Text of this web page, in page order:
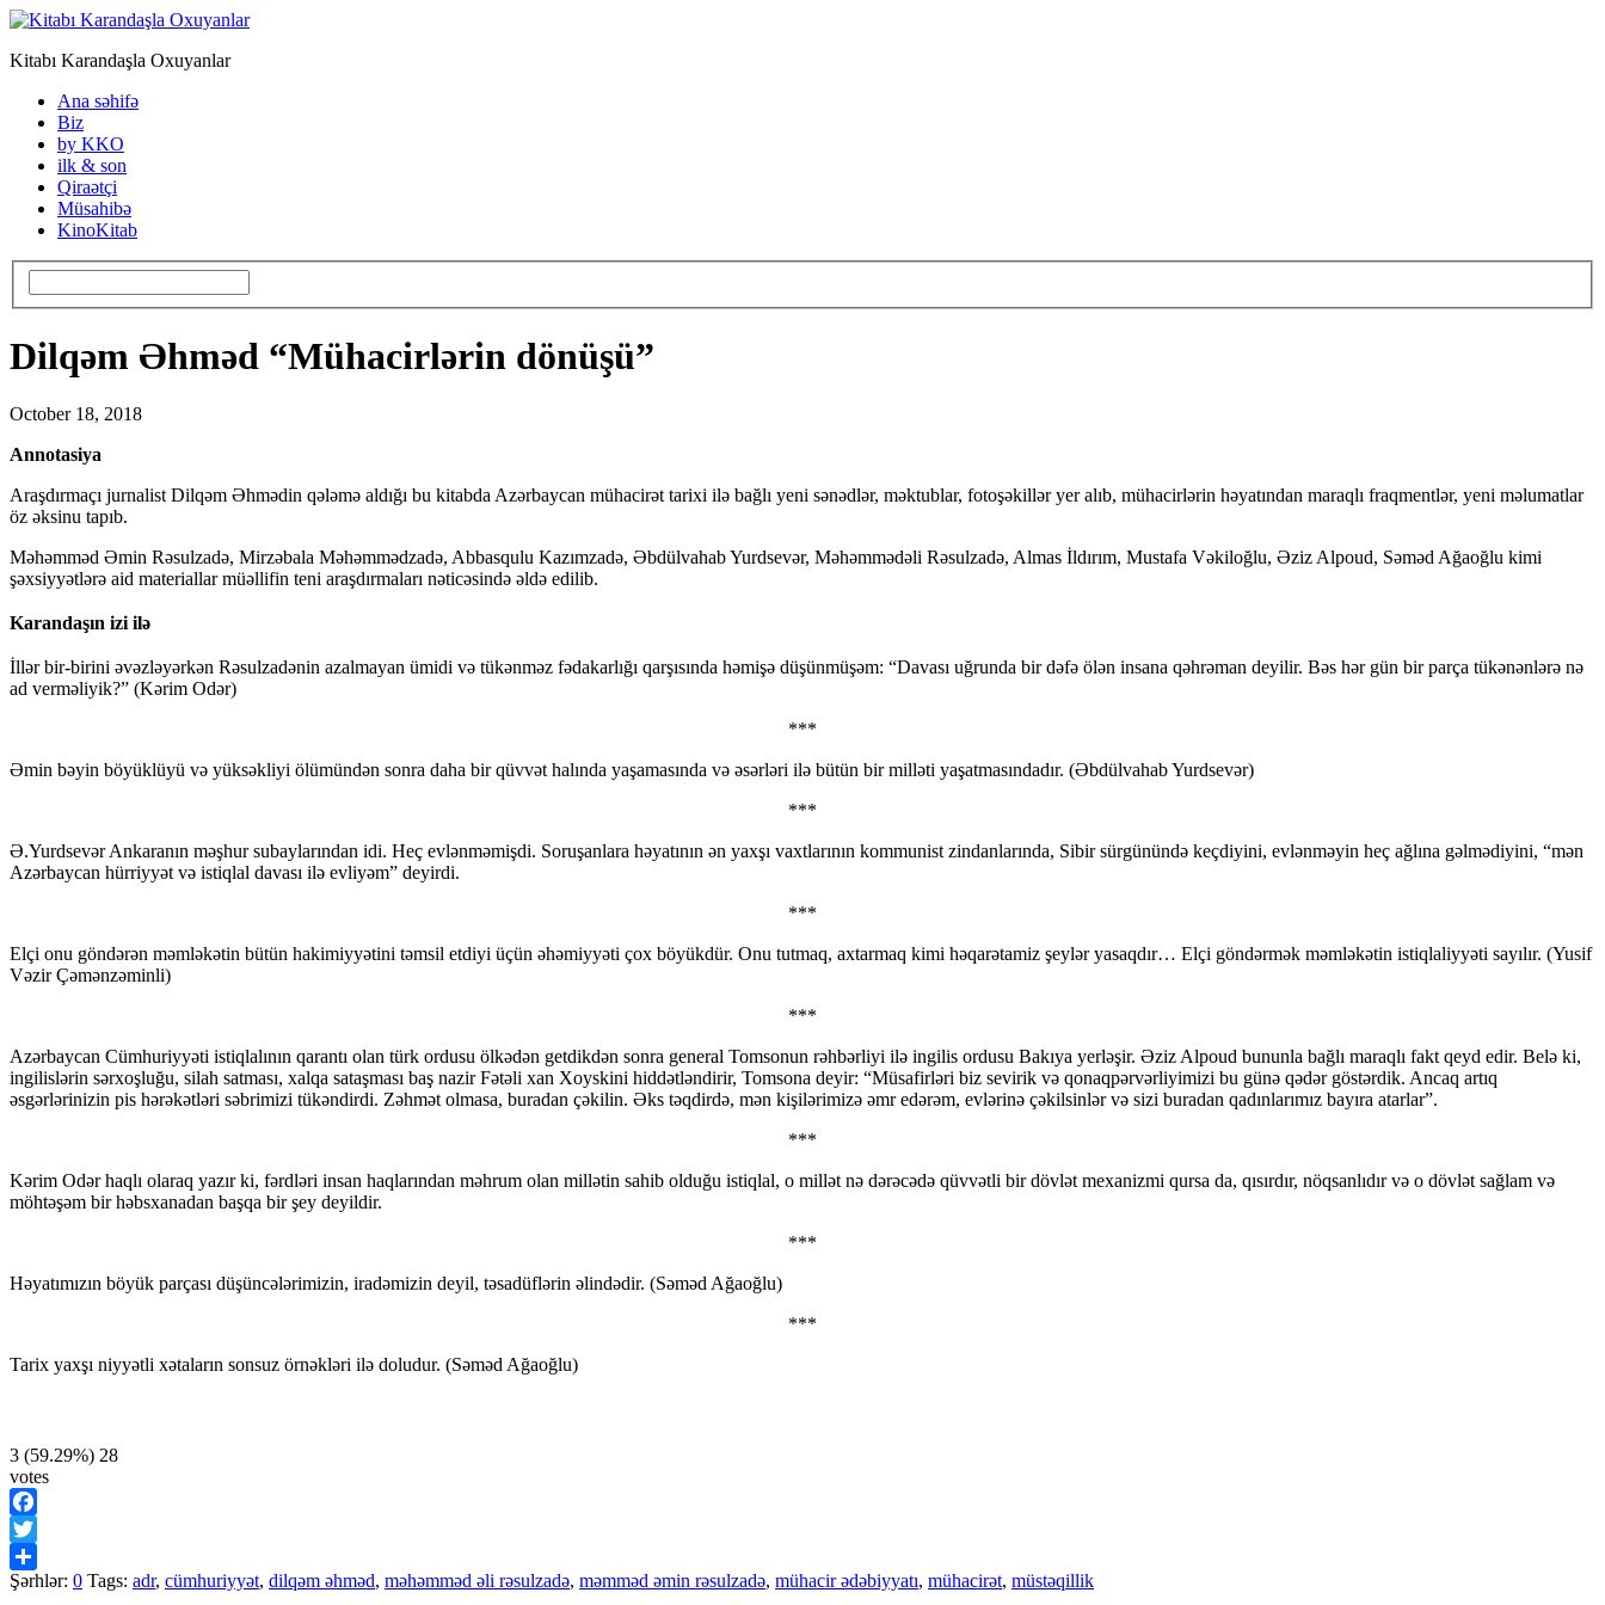
Kitabı Karandaşla Oxuyanlar
Ana səhifə
Biz
by KKO
ilk & son
Qiraətçi
Müsahibə
KinoKitab
Dilqəm Əhməd “Mühacirlərin dönüşü”
October 18, 2018
Annotasiya
Araşdırmaçı jurnalist Dilqəm Əhmədin qələmə aldığı bu kitabda Azərbaycan mühacirət tarixi ilə bağlı yeni sənədlər, məktublar, fotoşəkillər yer alıb, mühacirlərin həyatından maraqlı fraqmentlər, yeni məlumatlar
öz əksinu tapıb.
Məhəmməd Əmin Rəsulzadə, Mirzəbala Məhəmmədzadə, Abbasqulu Kazımzadə, Əbdülvahab Yurdsevər, Məhəmmədəli Rəsulzadə, Almas İldırım, Mustafa Vəkiloğlu, Əziz Alpoud, Səməd Ağaoğlu kimi
şəxsiyyətlərə aid materiallar müəllifin teni araşdırmaları nəticəsində əldə edilib.
Karandaşın izi ilə
İllər bir-birini əvəzləyərkən Rəsulzadənin azalmayan ümidi və tükənməz fədakarlığı qarşısında həmişə düşünmüşəm: “Davası uğrunda bir dəfə ölən insana qəhrəman deyilir. Bəs hər gün bir parça tükənənlərə nə
ad verməliyik?” (Kərim Odər)
***
Əmin bəyin böyüklüyü və yüksəkliyi ölümündən sonra daha bir qüvvət halında yaşamasında və əsərləri ilə bütün bir milləti yaşatmasındadır. (Əbdülvahab Yurdsevər)
***
Ə.Yurdsevər Ankaranın məşhur subaylarından idi. Heç evlənməmişdi. Soruşanlara həyatının ən yaxşı vaxtlarının kommunist zindanlarında, Sibir sürgünündə keçdiyini, evlənməyin heç ağlına gəlmədiyini, “mən
Azərbaycan hürriyyət və istiqlal davası ilə evliyəm” deyirdi.
***
Elçi onu göndərən məmləkətin bütün hakimiyyətini təmsil etdiyi üçün əhəmiyyəti çox böyükdür. Onu tutmaq, axtarmaq kimi həqarətamiz şeylər yasaqdır… Elçi göndərmək məmləkətin istiqlaliyyəti sayılır. (Yusif
Vəzir Çəmənzəminli)
***
Azərbaycan Cümhuriyyəti istiqlalının qarantı olan türk ordusu ölkədən getdikdən sonra general Tomsonun rəhbərliyi ilə ingilis ordusu Bakıya yerləşir. Əziz Alpoud bununla bağlı maraqlı fakt qeyd edir. Belə ki,
ingilislərin sərxoşluğu, silah satması, xalqa sataşması baş nazir Fətəli xan Xoyskini hiddətləndirir, Tomsona deyir: “Müsafirləri biz sevirik və qonaqpərvərliyimizi bu günə qədər göstərdik. Ancaq artıq
əsgərlərinizin pis hərəkətləri səbrimizi tükəndirdi. Zəhmət olmasa, buradan çəkilin. Əks təqdirdə, mən kişilərimizə əmr edərəm, evlərinə çəkilsinlər və sizi buradan qadınlarımız bayıra atarlar”.
***
Kərim Odər haqlı olaraq yazır ki, fərdləri insan haqlarından məhrum olan millətin sahib olduğu istiqlal, o millət nə dərəcədə qüvvətli bir dövlət mexanizmi qursa da, qısırdır, nöqsanlıdır və o dövlət sağlam və
möhtəşəm bir həbsxanadan başqa bir şey deyildir.
***
Həyatımızın böyük parçası düşüncələrimizin, iradəmizin deyil, təsadüflərin əlindədir. (Səməd Ağaoğlu)
***
Tarix yaxşı niyyətli xətaların sonsuz örnəkləri ilə doludur. (Səməd Ağaoğlu)
3 (59.29%) 28
votes
Facebook
Twitter
Share
Şərhlər: 0 Tags: adr, cümhuriyyət, dilqəm əhməd, məhəmməd əli rəsulzadə, məmməd əmin rəsulzadə, mühacir ədəbiyyatı, mühacirət, müstəqillik